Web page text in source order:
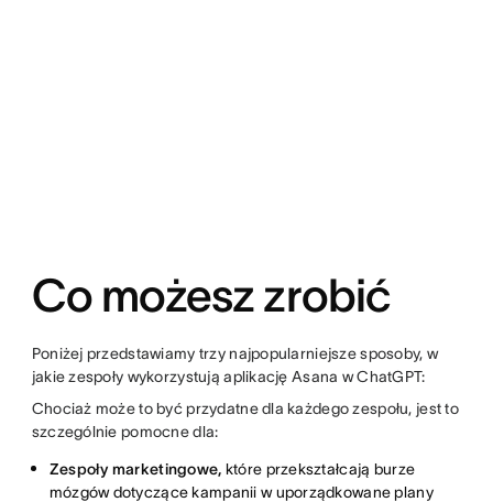
Co możesz zrobić
Poniżej przedstawiamy trzy najpopularniejsze sposoby, w
jakie zespoły wykorzystują aplikację Asana w ChatGPT:
Chociaż może to być przydatne dla każdego zespołu, jest to
szczególnie pomocne dla:
Zespoły marketingowe, które przekształcają burze
mózgów dotyczące kampanii w uporządkowane plany